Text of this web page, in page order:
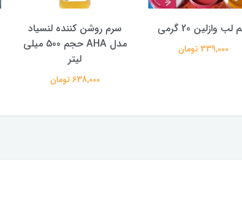
لب وازلین 20 گرمی
339,000 تومان
سرم روشن کننده لنسیاد
مدل AHA حجم 500 میلی
لیتر
638,000 تومان